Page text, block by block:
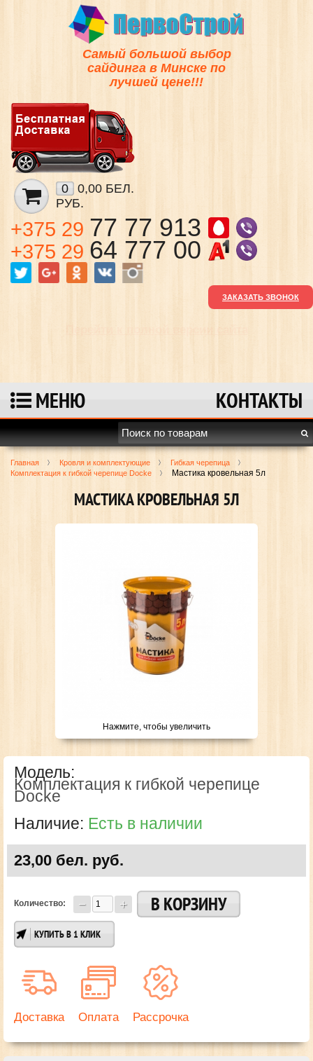
Самый большой выбор
сайдинга в Минске по
лучшей цене!!!
0
0,00 БЕЛ.
РУБ.
+375 29 77 77 913
+375 29 64 777 00
ЗАКАЗАТЬ ЗВОНОК
МЕНЮ КОНТАКТЫ
Главная Кровля и комплектующие
Гибкая черепица
Комплектация к гибкой черепице Docke
Мастика кровельная 5л
МАСТИКА КРОВЕЛЬНАЯ 5Л
Нажмите, чтобы увеличить
Модель:
Комплектация к гибкой черепице
Docke
Наличие: Есть в наличии
23,00 бел. руб.
Количество:
КУПИТЬ В 1 КЛИК
Доставка Оплата Рассрочка